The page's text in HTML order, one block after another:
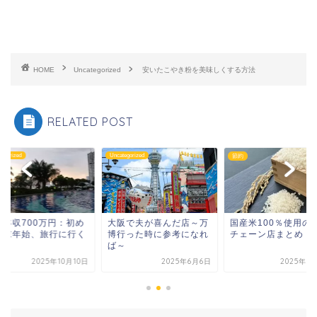
HOME Uncategorized 安いたこやき粉を美味しくする方法
RELATED POST
年収700万円：初め
末年始、旅行に行く
2025年10月10日
Uncategorized
大阪で夫が喜んだ店～万
博行った時に参考になれ
ば～
2025年6月6日
節約
国産米100％使用の
チェーン店まとめ
2025年9